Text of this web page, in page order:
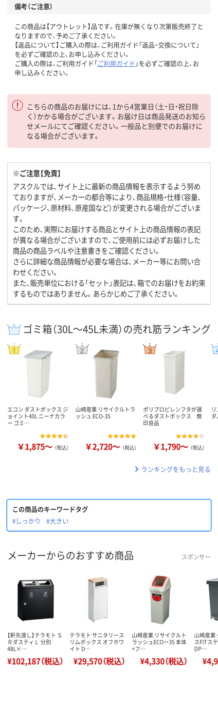
備考（ご注意）
この商品は【アウトレット】品です。在庫が無くなり次第販売終了と
なりますので、予めご了承ください。
【返品について】ご購入の際は、ご利用ガイド「返品・交換について」
を必ずご確認の上、お申し込みください。
ご購入の際は、ご利用ガイド「ご利用ガイド 」を必ずご確認の上、お
申し込みください。
こちらの商品のお届けには、1から4営業日（土・日・祝日除
く）かかる場合がございます。お届け日は商品発送のお知ら
せメールにてご確認ください。一般品と別便でのお届けに
なる場合がございます。
※ご注意【免責】
アスクルでは、サイト上に最新の商品情報を表示するよう努め
ておりますが、メーカーの都合等により、商品規格・仕様（容量、
パッケージ、原材料、原産国など）が変更される場合がございま
す。
このため、実際にお届けする商品とサイト上の商品情報の表記
が異なる場合がございますので、ご使用前には必ずお届けした
商品の商品ラベルや注意書きをご確認ください。
さらに詳細な商品情報が必要な場合は、メーカー等にお問い合
わせください。
また、販売単位における「セット」表記は、箱でのお届けをお約束
するものではありません。あらかじめご了承ください。
ゴミ箱（30L～45L未満）の売れ筋ランキング
エコン ダストボックス ジ
ョイント40L ニーナカラ
ー ゴミ…
￥1,875～ （税込）
山崎産業 リサイクルトラ
ッシュ ECO-35
￥2,720～ （税込）
ポリプロピレンフタが選
べるダストボックス 無
印良品
￥1,790～ （税込）
ランキングをもっと見る
この商品のキーワードタグ
#しっかり
#大きい
メーカーからのおすすめ商品 スポンサー
【軒先渡し】テラモト Ｓ
ＲダスティＬ 分別
48L×…
¥102,187（税込）
テラモト サニタリース
リムボックス オフホワ
イト D…
¥29,570（税込）
山崎産業 リサイクルト
ラッシュECOー35 本体
+フ…
¥4,330（税込）
山崎産業
スFITス
DP…